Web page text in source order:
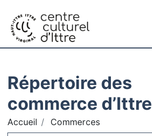
Répertoire des
commerce d’Ittre
Accueil Commerces